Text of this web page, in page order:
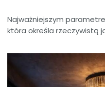
Najważniejszym
która określa rzeczywistą